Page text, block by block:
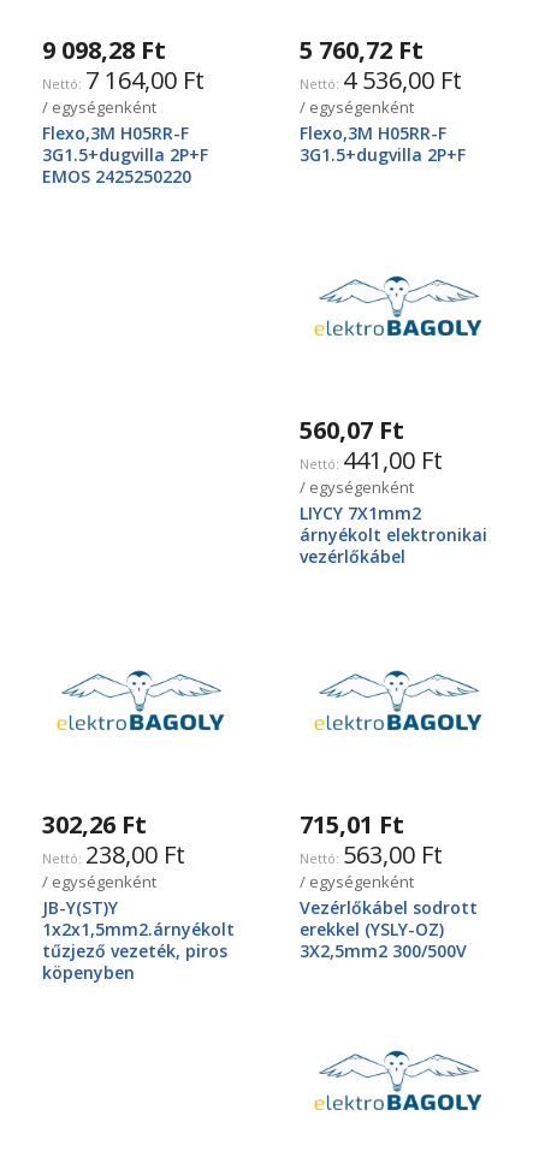
9 098,28 Ft
7 164,00 Ft
/ egységenként
Flexo,3M H05RR-F
3G1.5+dugvilla 2P+F
EMOS 2425250220
5 760,72 Ft
4 536,00 Ft
/ egységenként
Flexo,3M H05RR-F
3G1.5+dugvilla 2P+F
560,07 Ft
441,00 Ft
/ egységenként
LIYCY 7X1mm2
árnyékolt elektronikai
vezérlőkábel
302,26 Ft
238,00 Ft
/ egységenként
JB-Y(ST)Y
1x2x1,5mm2.árnyékolt
tűzjező vezeték, piros
köpenyben
715,01 Ft
563,00 Ft
/ egységenként
Vezérlőkábel sodrott
erekkel (YSLY-OZ)
3X2,5mm2 300/500V